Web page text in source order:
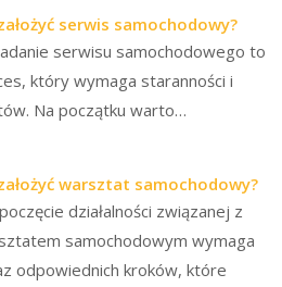
serwis samochodowy?
serwisu samochodowego to
który wymaga staranności i
Na początku warto…
warsztat samochodowy?
działalności związanej z
samochodowym wymaga
odpowiednich kroków, które